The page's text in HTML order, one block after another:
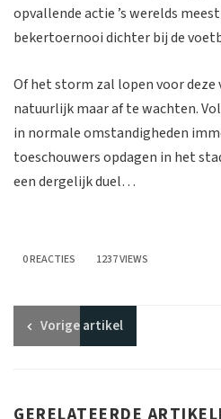
opvallende actie ’s werelds
bekertoernooi dichter bij de
Of het storm zal lopen voor
natuurlijk maar af te wachten.
in normale omstandigheden
toeschouwers opdagen in het
een dergelijk duel…
0 REACTIES 1237 VIEWS
Vorigeartikel